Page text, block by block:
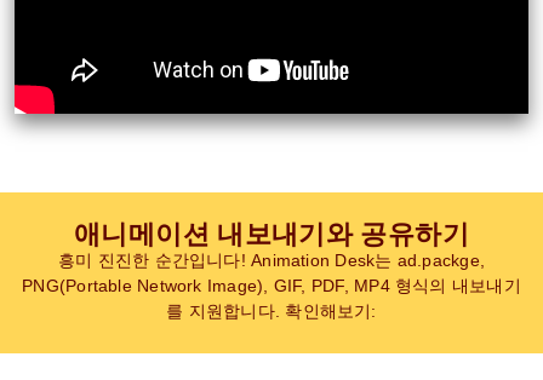
애니메이션 내보내기와 공유하기
흥미 진진한 순간입니다! Animation Desk는 ad.packge,
PNG(Portable Network Image), GIF, PDF, MP4 형식의 내보내기
를 지원합니다. 확인해보기: